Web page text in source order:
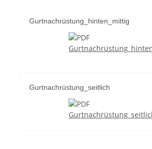
Gurtnachrüstung_hinten_mittig
Gurtnachrüstung_seitlich